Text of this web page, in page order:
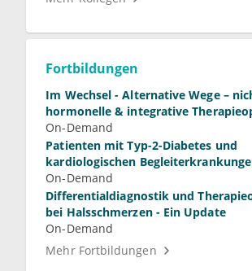
Fortbildungen
Im Wechsel - Alternative Wege –
hormonelle & integrative
On-Demand
Patienten mit Typ-2-Diabetes und
kardiologischen
On-Demand
Differentialdiagnostik und
bei Halsschmerzen - Ein Update
On-Demand
Mehr Fortbildungen